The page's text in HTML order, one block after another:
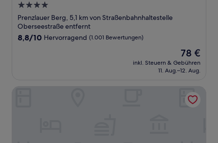
4.0-
Sterne-
Unterkunft
Prenzlauer Berg, 5,1 km von Straßenbahnhaltestelle
Oberseestraße entfernt
8.8
8,8/10 Hervorragend (1.001 Bewertungen)
Der
Preis
beträgt
78 €
inkl. Steuern & Gebühren
11. Aug.–12. Aug.